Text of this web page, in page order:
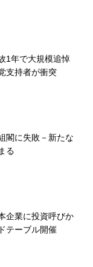
1年で大規模追悼
支持者が衝突
閣に失敗－新たな
る
企業に投資呼びか
テーブル開催